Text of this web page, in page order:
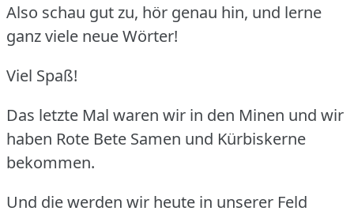
Also schau gut zu, hör genau hin, und lerne
ganz viele neue Wörter!
Viel Spaß!
Das letzte Mal waren wir in den Minen und wir
haben Rote Bete Samen und Kürbiskerne
bekommen.
Und die werden wir heute in unserer Feld